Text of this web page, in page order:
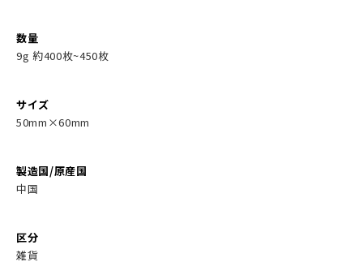
数量
9g 約400枚~450枚
サイズ
50mm×60mm
製造国/原産国
中国
区分
雑貨